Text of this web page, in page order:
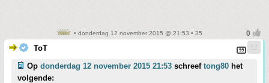
• donderdag 12 november 2015 @ 21:53 • 35
ToT
Op donderdag 12 november 2015 21:53 schreef tong80 het
volgende: